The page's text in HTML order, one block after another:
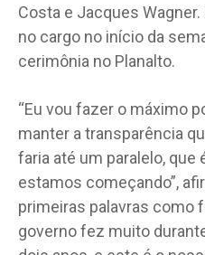
Costa e Jacques
no cargo no início da
cerimônia no Planalto.
“Eu vou fazer o máximo
manter a transparência
faria até um paralelo,
estamos começando”,
primeiras palavras como
governo fez muito